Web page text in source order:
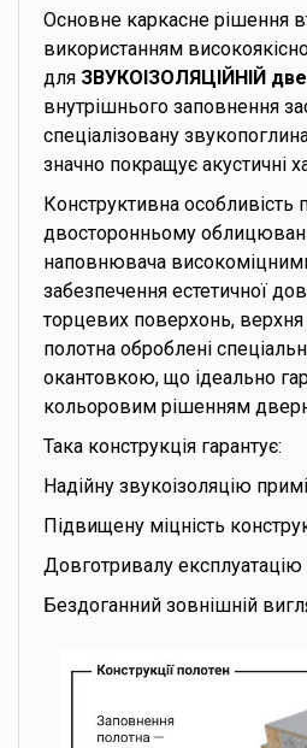
Основне каркасне рішення
використанням
для ЗВУКОІЗОЛЯЦІЙНІЙ
внутрішнього заповнення
спеціалізовану
значно покращує акустичні
Конструктивна особливість
двосторонньому
наповнювача
забезпечення естетичної
торцевих поверхонь, верхня
полотна оброблені
окантовкою, що ідеально
кольоровим рішенням
Така конструкція гарантує:
Надійну звукоізоляцію
Підвищену міцність
Довготривалу експлуатацію
Бездоганний зовнішній